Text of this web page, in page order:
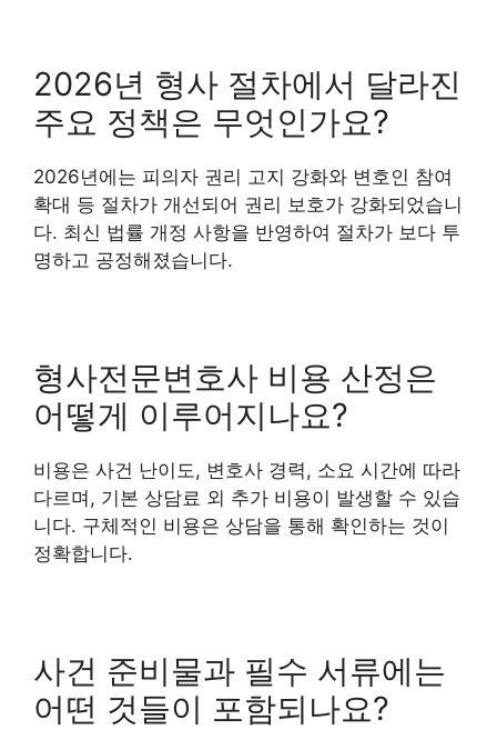
2026년 형사 절차에서 달라진
주요 정책은 무엇인가요?
2026년에는 피의자 권리 고지 강화와 변호인 참여
확대 등 절차가 개선되어 권리 보호가 강화되었습니
다. 최신 법률 개정 사항을 반영하여 절차가 보다 투
명하고 공정해졌습니다.
형사전문변호사 비용 산정은
어떻게 이루어지나요?
비용은 사건 난이도, 변호사 경력, 소요 시간에 따라
다르며, 기본 상담료 외 추가 비용이 발생할 수 있습
니다. 구체적인 비용은 상담을 통해 확인하는 것이
정확합니다.
사건 준비물과 필수 서류에는
어떤 것들이 포함되나요?